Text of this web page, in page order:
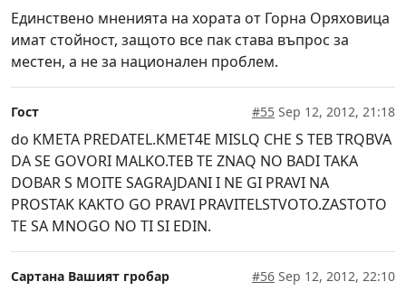
Единствено мненията на хората от Горна Оряховица
имат стойност, защото все пак става въпрос за
местен, а не за национален проблем.
Гост #55 Sep 12, 2012, 21:18
do KMETA PREDATEL.KMET4E MISLQ CHE S TEB TRQBVA
DA SE GOVORI MALKO.TEB TE ZNAQ NO BADI TAKA
DOBAR S MOITE SAGRAJDANI I NE GI PRAVI NA
PROSTAK KAKTO GO PRAVI PRAVITELSTVOTO.ZASTOTO
TE SA MNOGO NO TI SI EDIN.
Сартана Вашият гробар #56 Sep 12, 2012, 22:10